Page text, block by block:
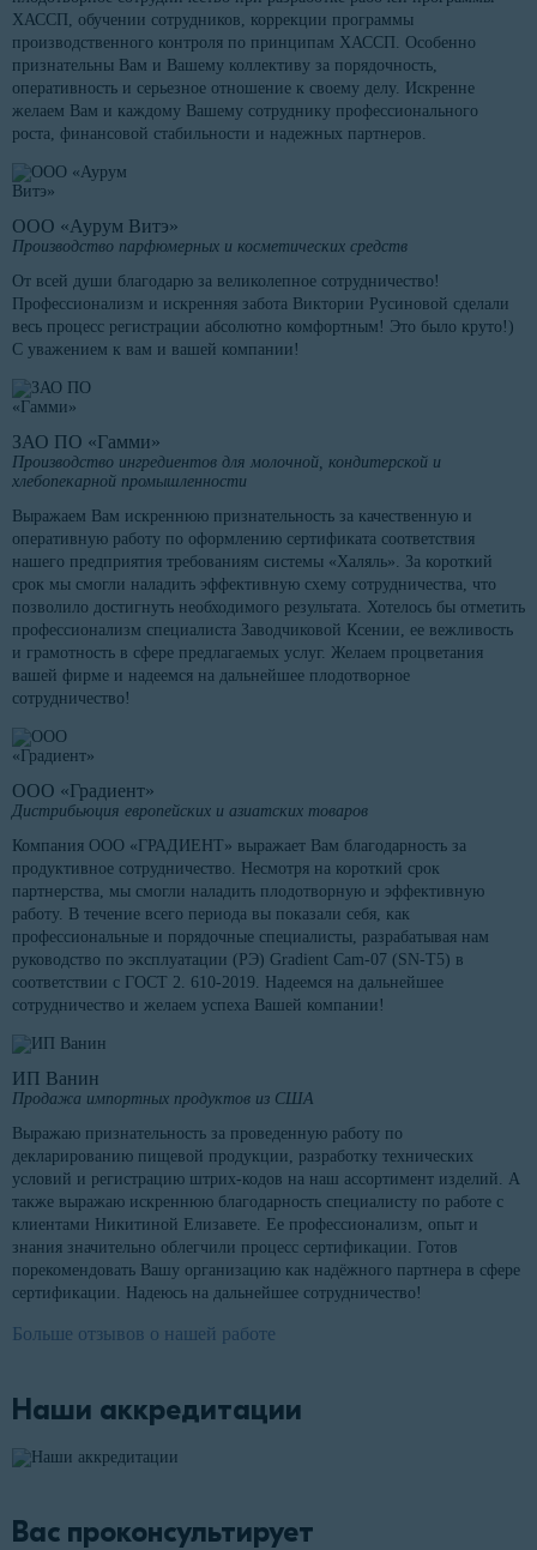
ХАССП, обучении сотрудников, коррекции программы
производственного контроля по принципам ХАССП. Особенно
признательны Вам и Вашему коллективу за порядочность,
оперативность и серьезное отношение к своему делу. Искренне
желаем Вам и каждому Вашему сотруднику профессионального
роста, финансовой стабильности и надежных партнеров.
ООО «Аурум Витэ»
Производство парфюмерных и косметических средств
От всей души благодарю за великолепное сотрудничество!
Профессионализм и искренняя забота Виктории Русиновой сделали
весь процесс регистрации абсолютно комфортным! Это было круто!)
С уважением к вам и вашей компании!
ЗАО ПО «Гамми»
Производство ингредиентов для молочной, кондитерской и
хлебопекарной промышленности
Выражаем Вам искреннюю признательность за качественную и
оперативную работу по оформлению сертификата соответствия
нашего предприятия требованиям системы «Халяль». За короткий
срок мы смогли наладить эффективную схему сотрудничества, что
позволило достигнуть необходимого результата. Хотелось бы отметить
профессионализм специалиста Заводчиковой Ксении, ее вежливость
и грамотность в сфере предлагаемых услуг. Желаем процветания
вашей фирме и надеемся на дальнейшее плодотворное
сотрудничество!
ООО «Градиент»
Дистрибьюция европейских и азиатских товаров
Компания ООО «ГРАДИЕНТ» выражает Вам благодарность за
продуктивное сотрудничество. Несмотря на короткий срок
партнерства, мы смогли наладить плодотворную и эффективную
работу. В течение всего периода вы показали себя, как
профессиональные и порядочные специалисты, разрабатывая нам
руководство по эксплуатации (РЭ) Gradient Cam-07 (SN-T5) в
соответствии с ГОСТ 2. 610-2019. Надеемся на дальнейшее
сотрудничество и желаем успеха Вашей компании!
ИП Ванин
Продажа импортных продуктов из США
Выражаю признательность за проведенную работу по
декларированию пищевой продукции, разработку технических
условий и регистрацию штрих-кодов на наш ассортимент изделий. А
также выражаю искреннюю благодарность специалисту по работе с
клиентами Никитиной Елизавете. Ее профессионализм, опыт и
знания значительно облегчили процесс сертификации. Готов
порекомендовать Вашу организацию как надёжного партнера в сфере
сертификации. Надеюсь на дальнейшее сотрудничество!
Больше отзывов о нашей работе
Наши аккредитации
Вас проконсультирует